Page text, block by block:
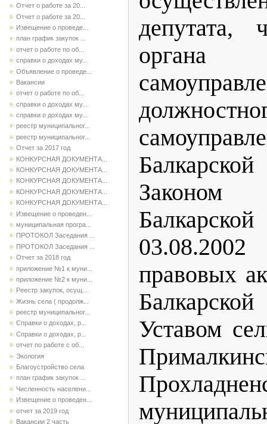
Отчет о работе за 20...
Отчет о работе за 20...
Извещение о проведе...
план график закупок ...
отчет о работе по об...
справки о доходах му...
Объявление о проведе...
Вакансии
отчет о работе по об...
справки о доходах му...
справки о доходах му...
реестр муниципальног...
реестр муниципальног...
Отчет за 2017 год
КОНКУРСНАЯ ДОКУМЕНТА...
КОНКУРСНАЯ ДОКУМЕНТА...
КОНКУРСНАЯ ДОКУМЕНТА...
КОНКУРСНАЯ ДОКУМЕНТА...
КОНКУРСНАЯ ДОКУМЕНТА...
Извещение о проведен...
муниципальная програ...
ПРОТОКОЛ Заседания ...
ПРОТОКОЛ Заседания ...
Отчет за 2018 год
приложение №1 к муни...
приложение №2 к муни...
Реестр закупок, осущ...
Жизнь села ( продолж...
реестр муниципальног...
Справки о доходах, р...
Справки о доходах, р...
отчет по работе с об...
Экология
Благоустройство села
план график закупок ...
Численность населени...
Извещение о проведен...
отчет за 2019 год
Вакансии 2 часть
депутата,
правовых
Уставом